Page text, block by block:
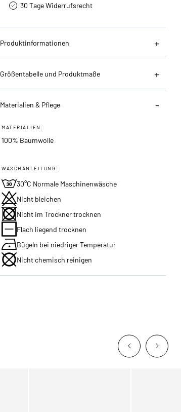
06
30 Tage Widerrufsrecht
Produktinformationen
Größentabelle und Produktmaße
Materialien & Pflege
MATERIALIEN:
100% Baumwolle
WASCHANLEITUNG:
30°C Normale Maschinenwäsche
Nicht bleichen
Nicht im Trockner trocknen
Flach liegend trocknen
Bügeln bei niedriger Temperatur
Nicht chemisch reinigen